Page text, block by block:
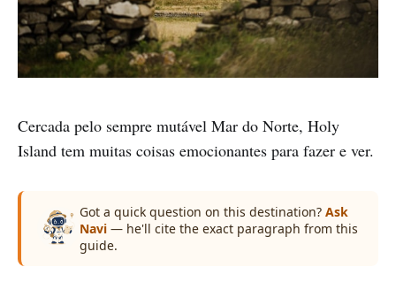
Cercada pelo sempre mutável Mar do Norte, Holy
Island tem muitas coisas emocionantes para fazer e ver.
Got a quick question on this destination? Ask
Navi — he'll cite the exact paragraph from this
guide.